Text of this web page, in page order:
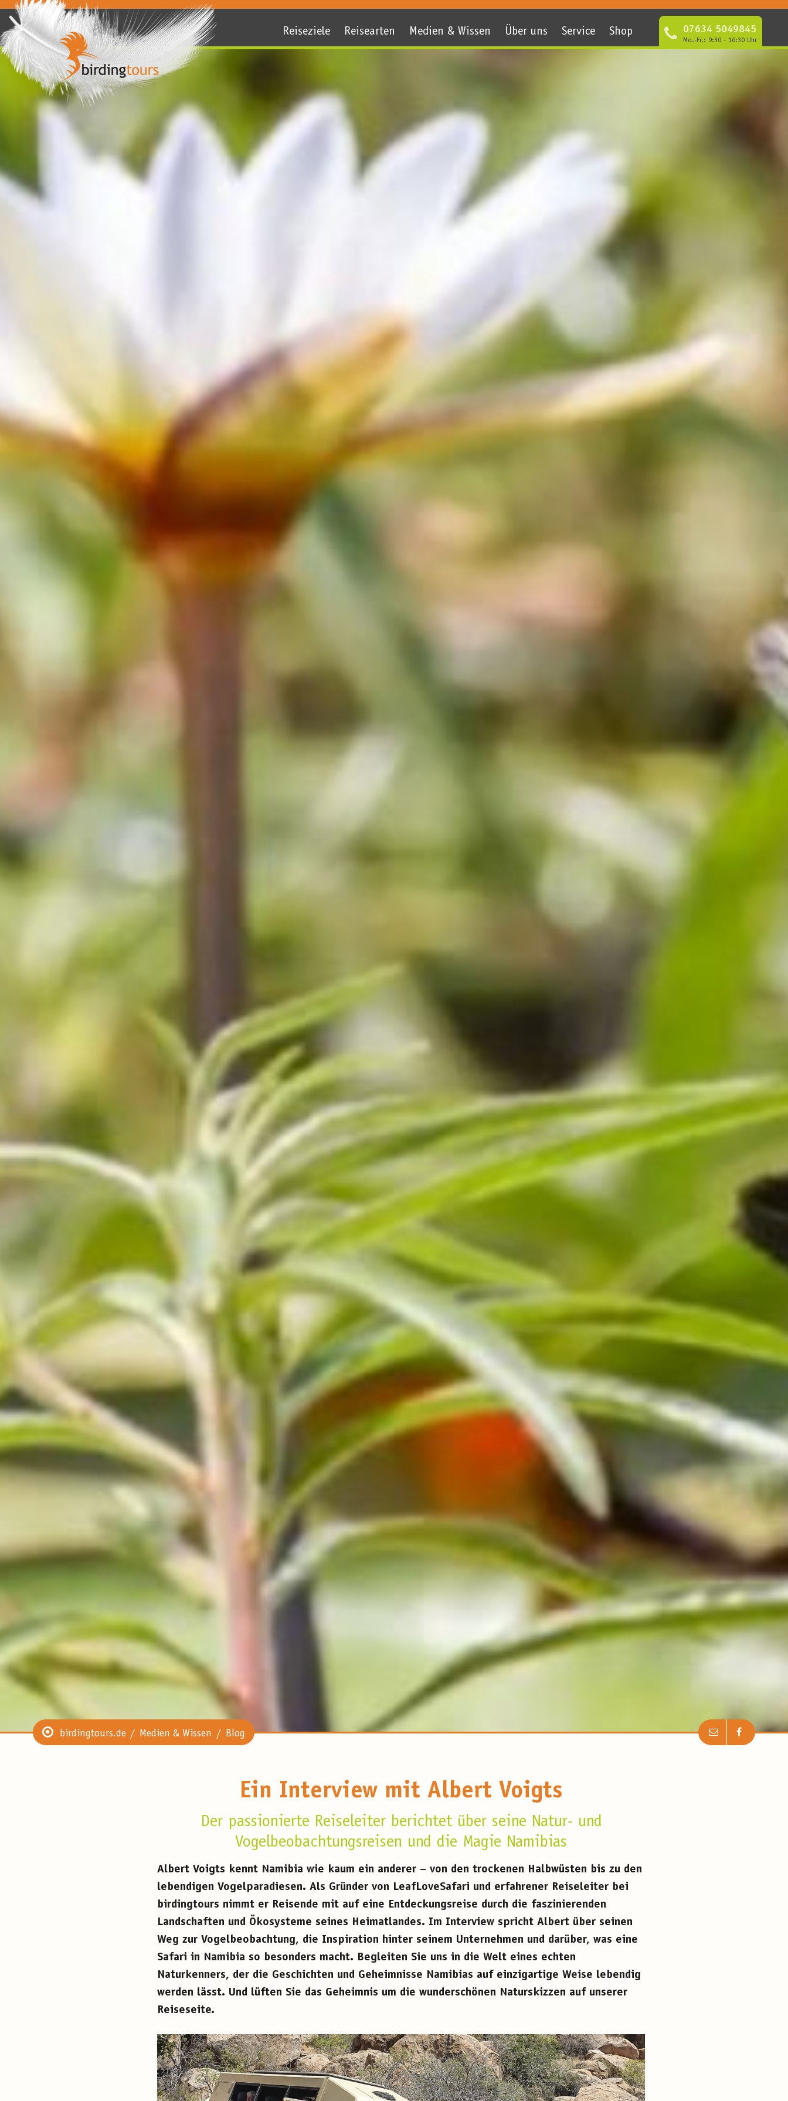
Reiseziele Reisearten Medien & Wissen Über uns Service Shop 07634 5049845
Mo.-Fr.: 9:30 - 16:30 Uhr
birdingtours.de Medien & Wissen Blog
Ein Interview mit Albert Voigts
Der passionierte Reiseleiter berichtet über seine Natur- und
Vogelbeobachtungsreisen und die Magie Namibias
Albert Voigts kennt Namibia wie kaum ein anderer – von den trockenen Halbwüsten bis zu den
lebendigen Vogelparadiesen. Als Gründer von LeafLoveSafari und erfahrener Reiseleiter bei
birdingtours nimmt er Reisende mit auf eine Entdeckungsreise durch die faszinierenden
Landschaften und Ökosysteme seines Heimatlandes. Im Interview spricht Albert über seinen
Weg zur Vogelbeobachtung, die Inspiration hinter seinem Unternehmen und darüber, was eine
Safari in Namibia so besonders macht. Begleiten Sie uns in die Welt eines echten
Naturkenners, der die Geschichten und Geheimnisse Namibias auf einzigartige Weise lebendig
werden lässt. Und lüften Sie das Geheimnis um die wunderschönen Naturskizzen auf unserer
Reiseseite.